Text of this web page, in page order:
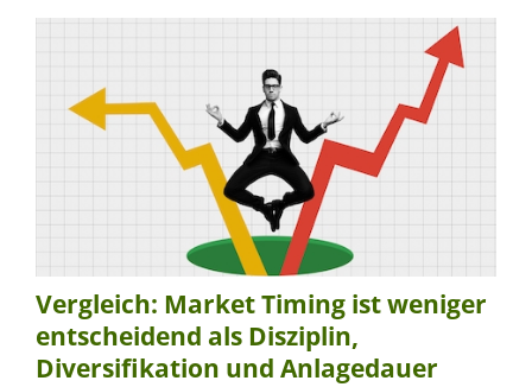
Vergleich: Market Timing ist weniger
entscheidend als Disziplin,
Diversifikation und Anlagedauer